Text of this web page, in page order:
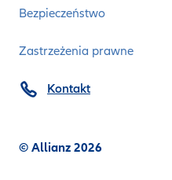
Bezpieczeństwo
Zastrzeżenia prawne
© Allianz 2026
Kontakt